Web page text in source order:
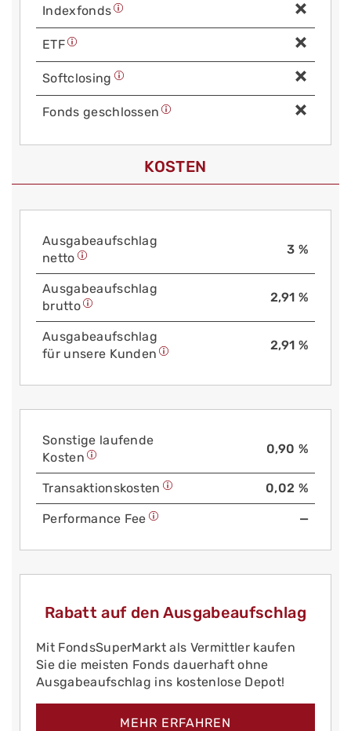
Index­fonds
ETF
Soft­closing
Fonds geschlossen
KOSTEN
Aus­gabe­auf­schlag
netto
3 %
Aus­gabe­auf­schlag
brutto
2,91 %
Aus­gabe­auf­schlag
für unsere Kunden
2,91 %
Sonstige laufende
Kosten
0,90 %
Trans­aktions­kosten 0,02 %
Performance Fee —
Rabatt auf den Ausgabeaufschlag
Mit FondsSuperMarkt als Vermittler kaufen
Sie die meisten Fonds dauerhaft ohne
Ausgabeaufschlag ins kostenlose Depot!
MEHR ERFAHREN